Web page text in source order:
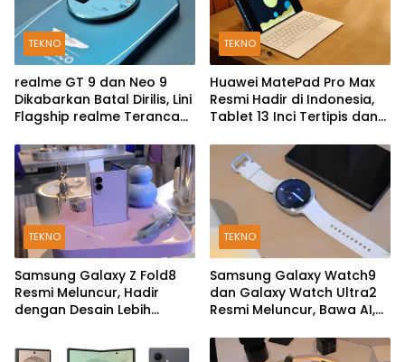
TEKNO
realme GT 9 dan Neo 9
Dikabarkan Batal Dirilis, Lini
Flagship realme Terancam
TEKNO
Huawei MatePad Pro Max
Resmi Hadir di Indonesia,
Tablet 13 Inci Tertipis dan
TEKNO
Samsung Galaxy Z Fold8
Resmi Meluncur, Hadir
dengan Desain Lebih
TEKNO
Samsung Galaxy Watch9
dan Galaxy Watch Ultra2
Resmi Meluncur, Bawa AI,
dan Fitur Kesehatan Baru